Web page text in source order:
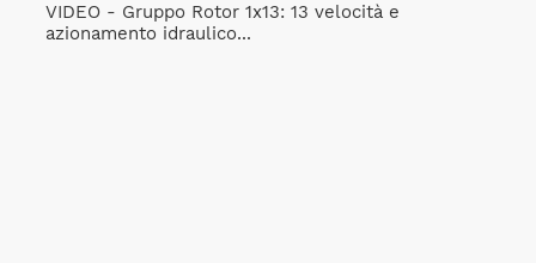
VIDEO - Gruppo Rotor 1x13: 13 velocità e
azionamento idraulico...